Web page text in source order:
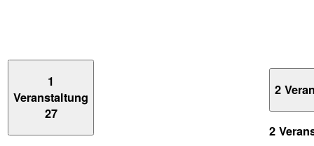
1
Veranstaltung
27
2
2